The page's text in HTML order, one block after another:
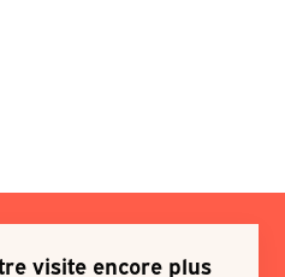
visite encore plus